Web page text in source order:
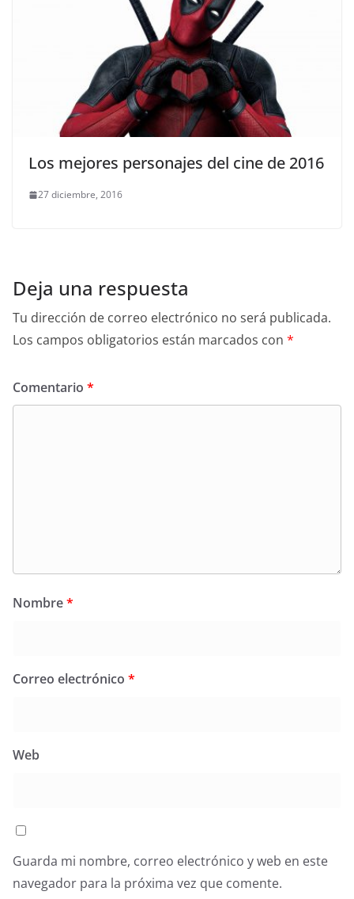
Los mejores personajes del cine de 2016
27 diciembre, 2016
Deja una respuesta
Tu dirección de correo electrónico no será publicada.
Los campos obligatorios están marcados con *
Comentario *
Nombre*
Correo electrónico *
Web
Guarda mi nombre, correo electrónico y web en este
navegador para la próxima vez que comente.